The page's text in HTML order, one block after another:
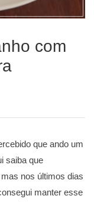
com
que ando um
saiba que
nos últimos dias
manter esse